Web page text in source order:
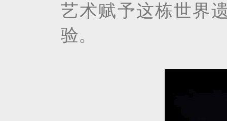
艺术赋予这栋世界
验。